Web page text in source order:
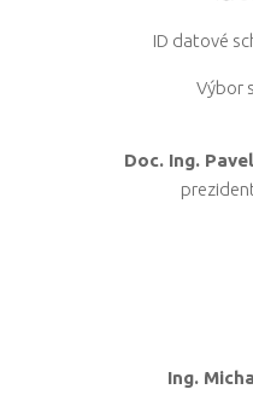
Členství v SVTP ČR, z.s.
ID datové
Výbor
Doc. Ing.
Ing.